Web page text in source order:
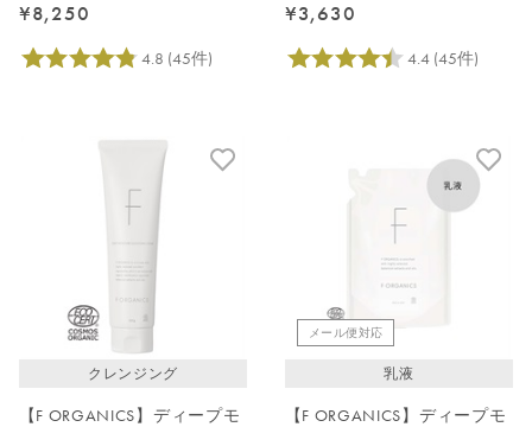
¥8,250 ¥3,630
クレンジング
【F ORGANICS】ディープモ
メール便対応
乳液
【F ORGANICS】ディープモ